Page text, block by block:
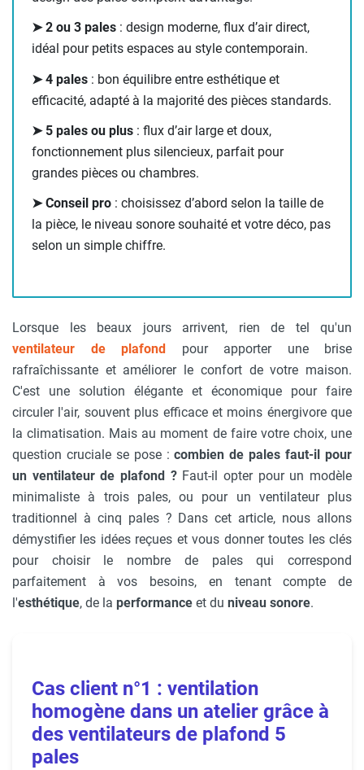
➤ 2 ou 3 pales : design moderne, flux d’air direct,
idéal pour petits espaces au style contemporain.
➤ 4 pales : bon équilibre entre esthétique et
efficacité, adapté à la majorité des pièces standards.
➤ 5 pales ou plus : flux d’air large et doux,
fonctionnement plus silencieux, parfait pour
grandes pièces ou chambres.
➤ Conseil pro : choisissez d’abord selon la taille de
la pièce, le niveau sonore souhaité et votre déco, pas
selon un simple chiffre.
Lorsque les beaux jours arrivent, rien de tel qu'un
ventilateur de plafond
pour apporter une brise
rafraîchissante et améliorer le confort de votre maison.
C'est une solution élégante et économique pour faire
circuler l'air, souvent plus efficace et moins énergivore que
la climatisation. Mais au moment de faire votre choix, une
question cruciale se pose :combien de pales faut-il pour
un ventilateur de plafond ?Faut-il opter pour un modèle
minimaliste à trois pales, ou pour un ventilateur plus
traditionnel à cinq pales ? Dans cet article, nous allons
démystifier les idées reçues et vous donner toutes les clés
pour choisir le nombre de pales qui correspond
parfaitement à vos besoins, en tenant compte de
l'esthétique, de la performance et du niveau sonore.
Cas client n°1 : ventilation
homogène dans un atelier grâce à
des ventilateurs de plafond 5
pales